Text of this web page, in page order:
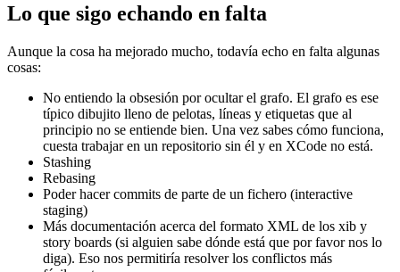
Lo que sigo echando en falta
Aunque la cosa ha mejorado mucho, todavía echo en falta algunas
cosas:
No entiendo la obsesión por ocultar el grafo. El grafo es ese
típico dibujito lleno de pelotas, líneas y etiquetas que al
principio no se entiende bien. Una vez sabes cómo funciona,
cuesta trabajar en un repositorio sin él y en XCode no está.
Stashing
Rebasing
Poder hacer commits de parte de un fichero (interactive
staging)
Más documentación acerca del formato XML de los xib y
story boards (si alguien sabe dónde está que por favor nos lo
diga). Eso nos permitiría resolver los conflictos más